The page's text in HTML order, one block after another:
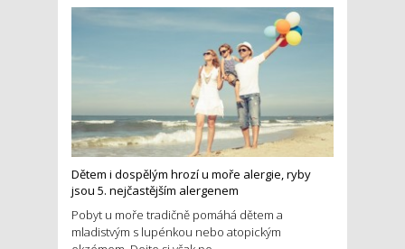
Dětem i dospělým hrozí u moře alergie, ryby
jsou 5. nejčastějším alergenem
Pobyt u moře tradičně pomáhá dětem a
mladistvým s lupénkou nebo atopickým